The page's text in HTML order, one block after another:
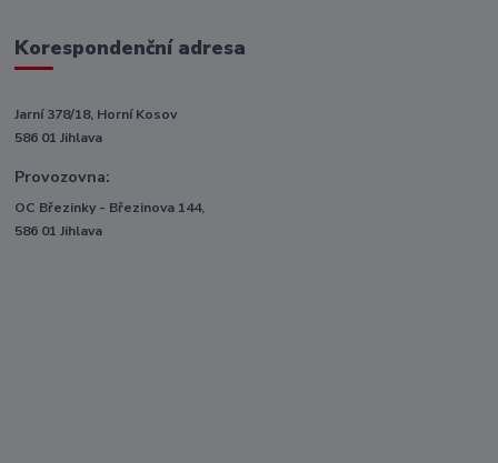
Korespondenční adresa
Jarní 378/18, Horní Kosov
586 01 Jihlava
Provozovna:
OC Březinky - Březinova 144,
586 01 Jihlava